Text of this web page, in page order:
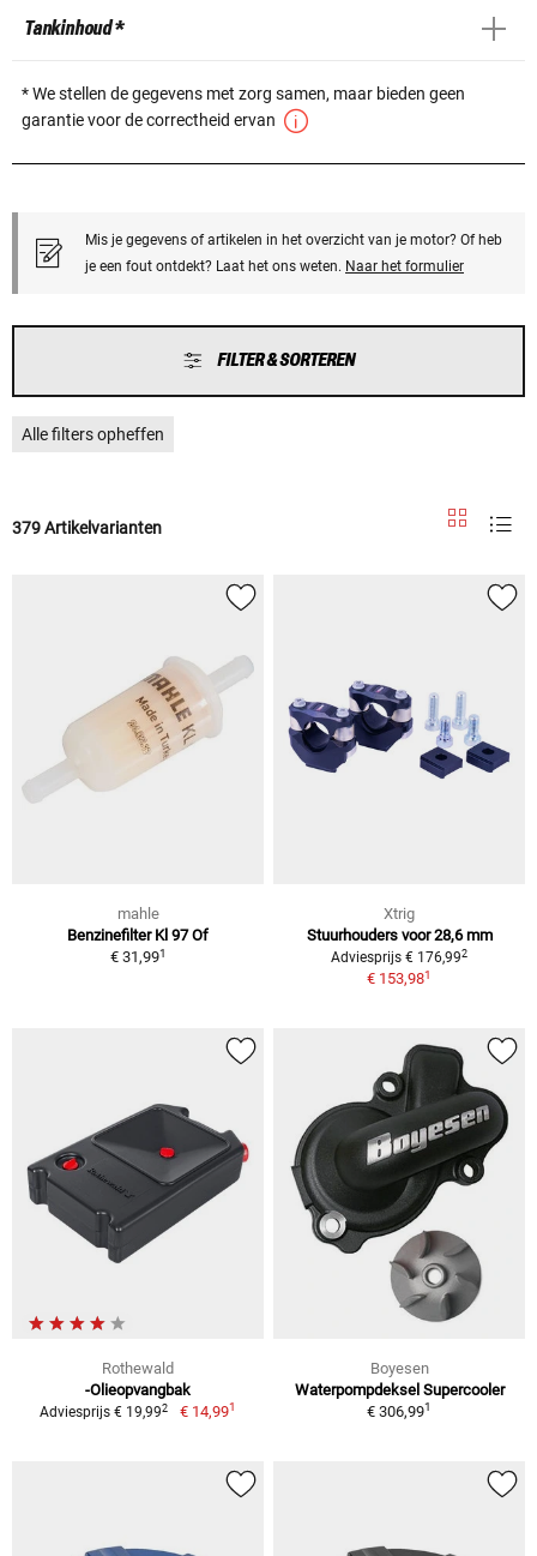
Tankinhoud *
* We stellen de gegevens met zorg samen, maar bieden geen
garantie voor de correctheid ervan
Mis je gegevens of artikelen in het overzicht van je motor? Of heb
je een fout ontdekt? Laat het ons weten. Naar het formulier
FILTER & SORTEREN
Alle filters opheffen
379 Artikelvarianten
mahle
Benzinefilter Kl 97 Of
€ 31,991
Xtrig
Stuurhouders voor 28,6 mm
Adviesprijs € 176,992
€ 153,981
Rothewald
-Olieopvangbak
Adviesprijs € 19,992 € 14,991
Boyesen
Waterpompdeksel Supercooler
€ 306,991